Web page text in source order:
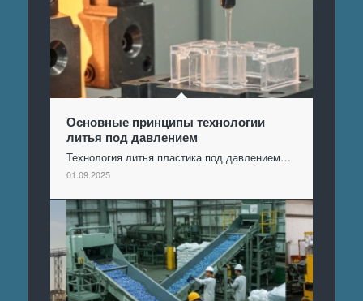
Основные принципы технологии
литья под давлением
Технология литья пластика под давлением…
01.09.2025